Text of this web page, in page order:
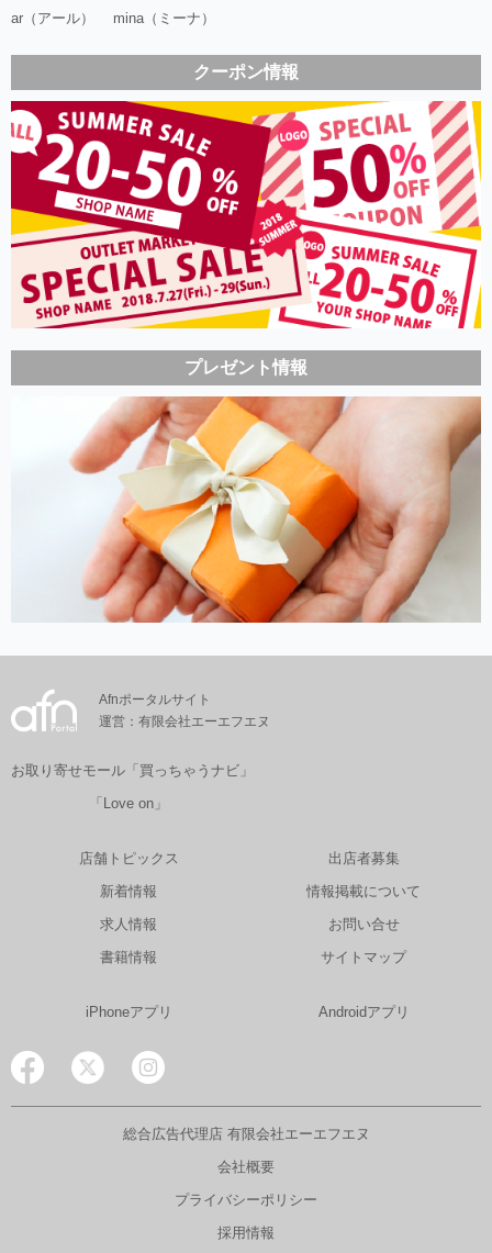
ar（アール）
mina（ミーナ）
クーポン情報
プレゼント情報
Afnポータルサイト
運営：有限会社エーエフエヌ
お取り寄せモール「買っちゃうナビ」
「Love on」
店舗トピックス
新着情報
求人情報
書籍情報
出店者募集
情報掲載について
お問い合せ
サイトマップ
iPhoneアプリ Androidアプリ
総合広告代理店 有限会社エーエフエヌ
会社概要
プライバシーポリシー
採用情報